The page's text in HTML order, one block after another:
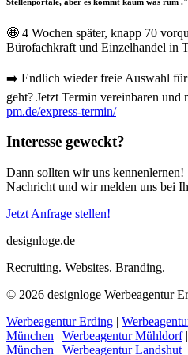
🤩 4 Wochen später, knapp 70
Bürofachkraft und Einzelhandel in
➡️ Endlich wieder freie Auswahl für
geht? Jetzt Termin vereinbaren und
pm.de/express-termin/
Interesse geweckt?
Dann sollten wir uns kennenlernen!
Nachricht und wir melden uns bei
Jetzt Anfrage stellen!
designloge.de
Recruiting. Websites. Branding.
© 2026 designloge Werbeagentur
Werbeagentur Erding |
München | Werbeagentur Mühldorf|
München | Werbeagentur Landshut